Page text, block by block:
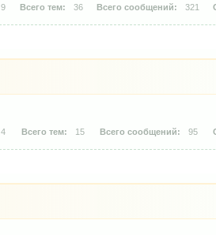
9 36 321
4 15 95